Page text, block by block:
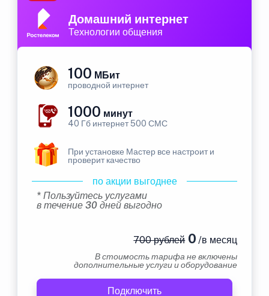
Домашний интернет
Технологии общения
100 МБит
проводной интернет
1000 минут
40 Гб интернет 500 СМС
При установке Мастер все настроит и
проверит качество
по акции выгоднее
* Пользуйтесь услугами
в течение 30 дней выгодно
700 рублей0 /в месяц
В стоимость тарифа не включены
дополнительные услуги и оборудование
Подключить